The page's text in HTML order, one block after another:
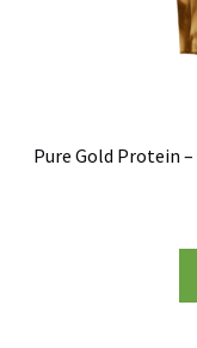
Pure Gold Protein